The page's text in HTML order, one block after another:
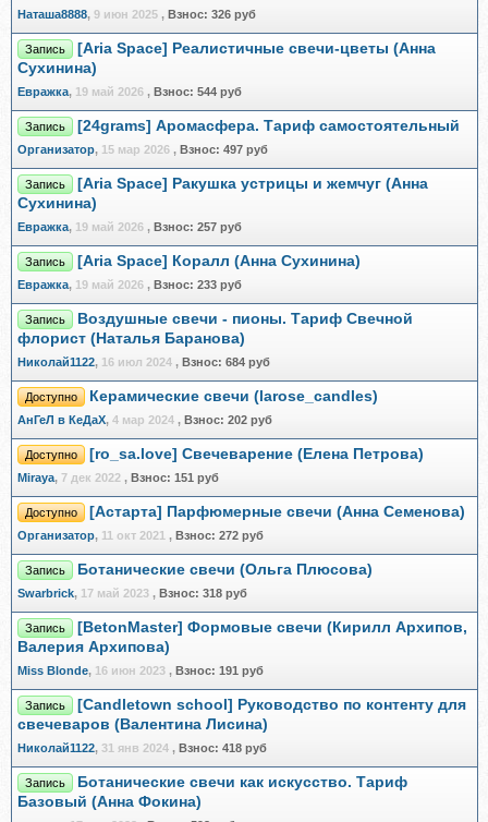
Наташа8888, 9 июн 2025 , Взнос: 326 руб
Запись
[Aria Space] Реалистичные свечи-цветы (Анна
Сухинина)
Евражкa, 19 май 2026 , Взнос: 544 руб
Запись [24grams] Аромасфера. Тариф самостоятельный
Организатор, 15 мар 2026 , Взнос: 497 руб
Запись
[Aria Space] Ракушка устрицы и жемчуг (Анна
Сухинина)
Евражкa, 19 май 2026 , Взнос: 257 руб
Запись [Aria Space] Коралл (Анна Сухинина)
Евражкa, 19 май 2026 , Взнос: 233 руб
Запись
Воздушные свечи - пионы. Тариф Свечной
флорист (Наталья Баранова)
Николай1122, 16 июл 2024 , Взнос: 684 руб
Доступно Керамические свечи (larose_candles)
АнГеЛ в КеДаХ, 4 мар 2024 , Взнос: 202 руб
Доступно [ro_sa.love] Свечеварение (Елена Петрова)
Miraya, 7 дек 2022 , Взнос: 151 руб
Доступно [Астарта] Парфюмерные свечи (Анна Семенова)
Организатор, 11 окт 2021 , Взнос: 272 руб
Запись Ботанические свечи (Ольга Плюсова)
Swarbrick, 17 май 2023 , Взнос: 318 руб
Запись
[BetonMaster] Формовые свечи (Кирилл Архипов,
Валерия Архипова)
Miss Blonde, 16 июн 2023 , Взнос: 191 руб
Запись
[Candletown school] Руководство по контенту для
свечеваров (Валентина Лисина)
Николай1122, 31 янв 2024 , Взнос: 418 руб
Запись
Ботанические свечи как искусство. Тариф
Базовый (Анна Фокина)